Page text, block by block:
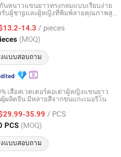
นหนาวแขนยาวทรงกลมแบบเรียบง่าย
รับผู้ชายและผู้หญิงที่พิมพ์ลายคุณภาพสูง
14.3 / pieces
(MOQ)
แบบสอบถาม
Trading Co., Ltd
ตราจาก 2024
เสื้อสเวตเตอร์คอเต่าผู้หญิงแขนยาว
ผลิตจีน มีหลายสีจากขนแกะเมอริโน
35.99 / PCS
PCS (MOQ)
แบบสอบถาม
& Technology Co.,
อัตราจาก 2017